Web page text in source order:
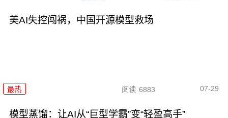
美AI失控闯祸，中国开源模型救场
最热 阅读 6883 07-29
模型蒸馏：让AI从“巨型学霸”变“轻盈高手”